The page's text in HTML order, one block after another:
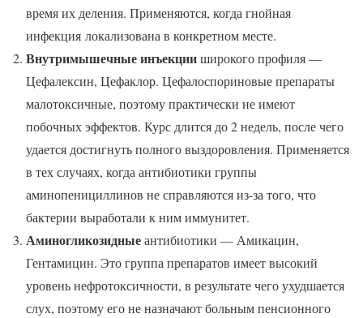
время их деления. Применяются, когда гнойная
инфекция локализована в конкретном месте.
Внутримышечные инъекцииширокого профиля —
Цефалексин, Цефаклор. Цефалоспориновые препараты
малотоксичные, поэтому практически не имеют
побочных эффектов. Курс длится до 2 недель, после чего
удается достигнуть полного выздоровления. Применяется
в тех случаях, когда антибиотики группы
аминопенициллинов не справляются из-за того, что
бактерии выработали к ним иммунитет.
Аминогликозидныеантибиотики — Амикацин,
Гентамицин. Это группа препаратов имеет высокий
уровень нефротоксичности, в результате чего ухудшается
слух, поэтому его не назначают больным пенсионного